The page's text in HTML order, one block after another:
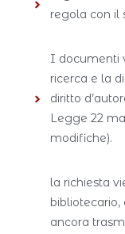
regola con il
I documenti
ricerca e la
diritto
Legge 22
modifiche).
la richiesta
bibliotecario,
ancora